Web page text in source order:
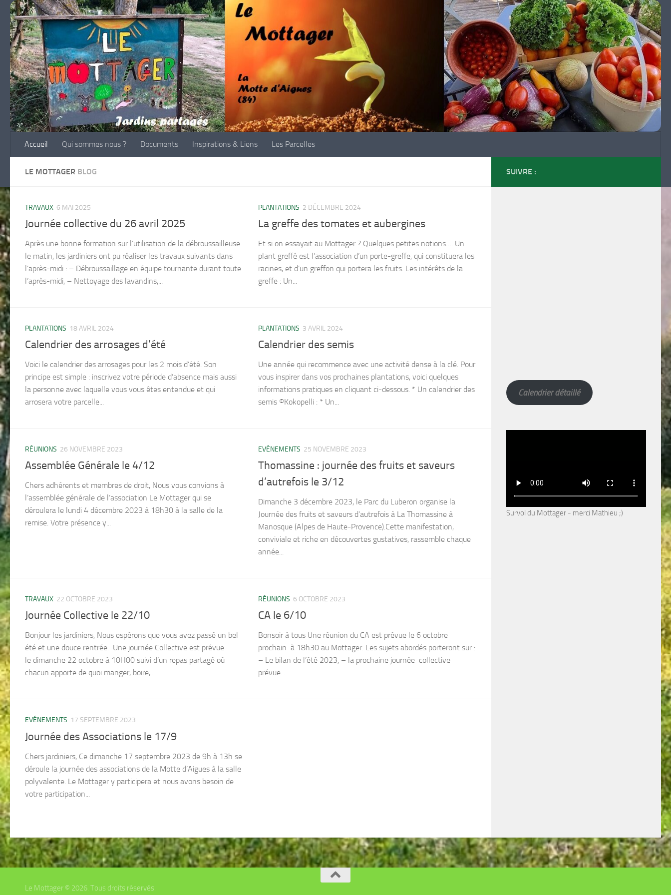
Skip to content
Accueil Qui sommes nous ? Documents Inspirations & Liens Les Parcelles
LE MOTTAGER BLOG
TRAVAUX 6 MAI 2025
Journée collective du 26 avril 2025
Après une bonne formation sur l’utilisation de la débroussailleuse
le matin, les jardiniers ont pu réaliser les travaux suivants dans
l’après-midi : – Débroussaillage en équipe tournante durant toute
l’après-midi, – Nettoyage des lavandins,...
PLANTATIONS 2 DÉCEMBRE 2024
La greffe des tomates et aubergines
Et si on essayait au Mottager ? Quelques petites notions…. Un
plant greffé est l’association d’un porte-greffe, qui constituera les
racines, et d’un greffon qui portera les fruits. Les intérêts de la
greffe : Un...
PLANTATIONS 18 AVRIL 2024
Calendrier des arrosages d’été
Voici le calendrier des arrosages pour les 2 mois d’été. Son
principe est simple : inscrivez votre période d’absence mais aussi
la personne avec laquelle vous vous êtes entendue et qui
arrosera votre parcelle...
PLANTATIONS 3 AVRIL 2024
Calendrier des semis
Une année qui recommence avec une activité dense à la clé. Pour
vous inspirer dans vos prochaines plantations, voici quelques
informations pratiques en cliquant ci-dessous. * Un calendrier des
semis ©Kokopelli : * Un...
RÉUNIONS 26 NOVEMBRE 2023
Assemblée Générale le 4/12
Chers adhérents et membres de droit, Nous vous convions à
l’assemblée générale de l’association Le Mottager qui se
déroulera le lundi 4 décembre 2023 à 18h30 à la salle de la
remise. Votre présence y...
EVÉNEMENTS 25 NOVEMBRE 2023
Thomassine : journée des fruits et saveurs
d’autrefois le 3/12
Dimanche 3 décembre 2023, le Parc du Luberon organise la
Journée des fruits et saveurs d’autrefois à La Thomassine à
Manosque (Alpes de Haute-Provence).Cette manifestation,
conviviale et riche en découvertes gustatives, rassemble chaque
année...
TRAVAUX 22 OCTOBRE 2023
Journée Collective le 22/10
Bonjour les jardiniers, Nous espérons que vous avez passé un bel
été et une douce rentrée. Une journée Collective est prévue
le dimanche 22 octobre à 10H00 suivi d’un repas partagé où
chacun apporte de quoi manger, boire,...
RÉUNIONS 6 OCTOBRE 2023
CA le 6/10
Bonsoir à tous Une réunion du CA est prévue le 6 octobre
prochain à 18h30 au Mottager. Les sujets abordés porteront sur :
– Le bilan de l’été 2023, – la prochaine journée collective
prévue...
EVÉNEMENTS 17 SEPTEMBRE 2023
Journée des Associations le 17/9
Chers jardiniers, Ce dimanche 17 septembre 2023 de 9h à 13h se
déroule la journée des associations de la Motte d’Aigues à la salle
polyvalente. Le Mottager y participera et nous avons besoin de
votre participation...
SUIVRE :
Calendrier détaillé
Survol du Mottager - merci Mathieu ;)
Le Mottager © 2026. Tous droits réservés.